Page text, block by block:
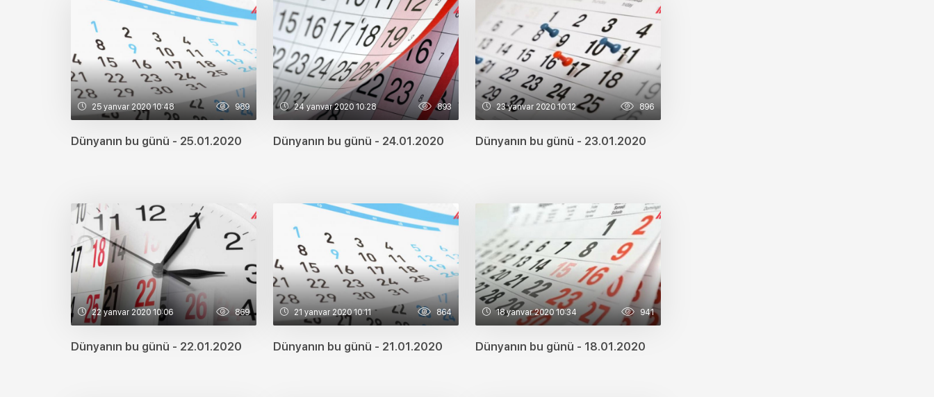
25 yanvar 2020 10:48 989
Dünyanın bu günü - 25.01.2020
24 yanvar 2020 10:28 893
Dünyanın bu günü - 24.01.2020
23 yanvar 2020 10:12 896
Dünyanın bu günü - 23.01.2020
22 yanvar 2020 10:06 869
Dünyanın bu günü - 22.01.2020
21 yanvar 2020 10:11 864
Dünyanın bu günü - 21.01.2020
18 yanvar 2020 10:34 941
Dünyanın bu günü - 18.01.2020